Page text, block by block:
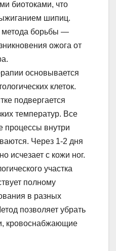
биотоками, что
шипиц.
метода борьбы —
ожога от
основывается
клеток.
подвергается
температур. Все
процессы внутри
Через 1-2 дня
исчезает с кожи ног.
участка
полному
в разных
позволяет убрать
кровоснабжающие